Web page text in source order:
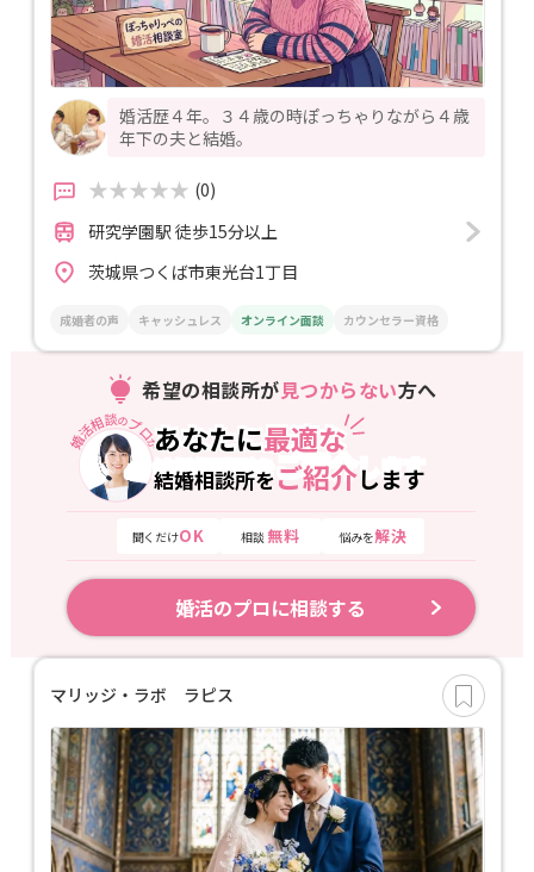
婚活歴４年。３４歳の時ぽっちゃりながら４歳
年下の夫と結婚。
(0)
研究学園駅 徒歩15分以上
茨城県つくば市東光台1丁目
成婚者の声 キャッシュレス オンライン面談 カウンセラー資格
希望の相談所が見つからない方へ
婚活相談のプロ
があなたに最適な
結婚相談所をご紹介します
あなたに最適な
結婚相談所をご紹介します
聞くだけOK 相談 無料 悩みを解決
婚活のプロに相談する
マリッジ・ラボ ラピス